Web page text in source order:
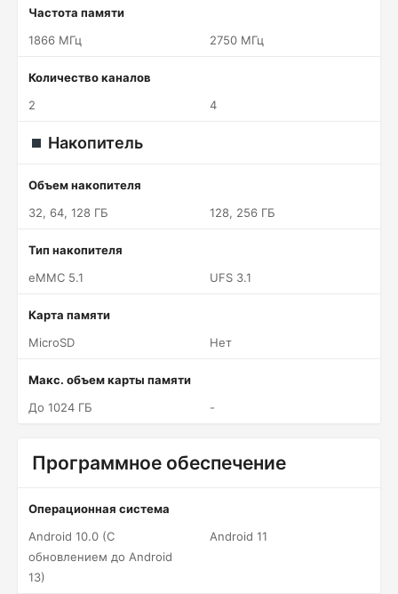
Частота памяти
1866 МГц
2750 МГц
Количество каналов
2
4
Накопитель
Объем накопителя
32, 64, 128 ГБ
128, 256 ГБ
Тип накопителя
eMMC 5.1
UFS 3.1
Карта памяти
MicroSD
Нет
Макс. объем карты памяти
До 1024 ГБ
-
Программное обеспечение
Операционная система
Android 10.0 (С
обновлением до Android
13)
Android 11